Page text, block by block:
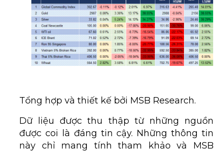
Tổng hợp và thiết kế bởi MSB Research.
Dữ liệu được thu thập từ những nguồn
được coi là đáng tin cậy. Những thông tin
này chỉ mang tính tham khảo và MSB